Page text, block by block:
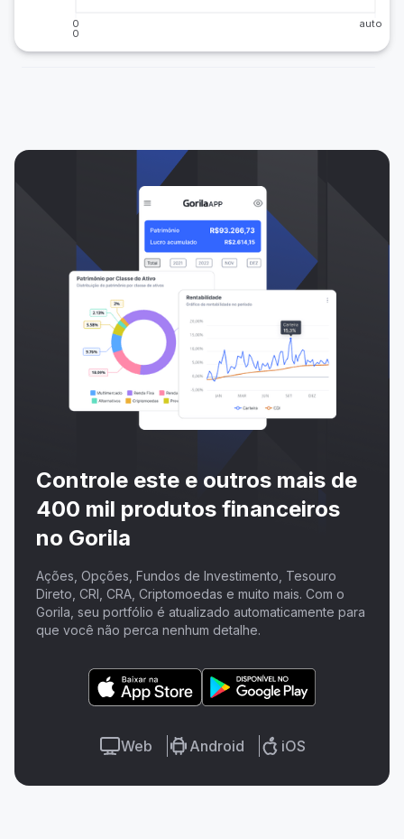
0
0
auto
Controle este e outros mais de
400 mil produtos financeiros
no Gorila
Ações, Opções, Fundos de Investimento, Tesouro
Direto, CRI, CRA, Criptomoedas e muito mais. Com o
Gorila, seu portfólio é atualizado automaticamente para
que você não perca nenhum detalhe.
Web Android iOS